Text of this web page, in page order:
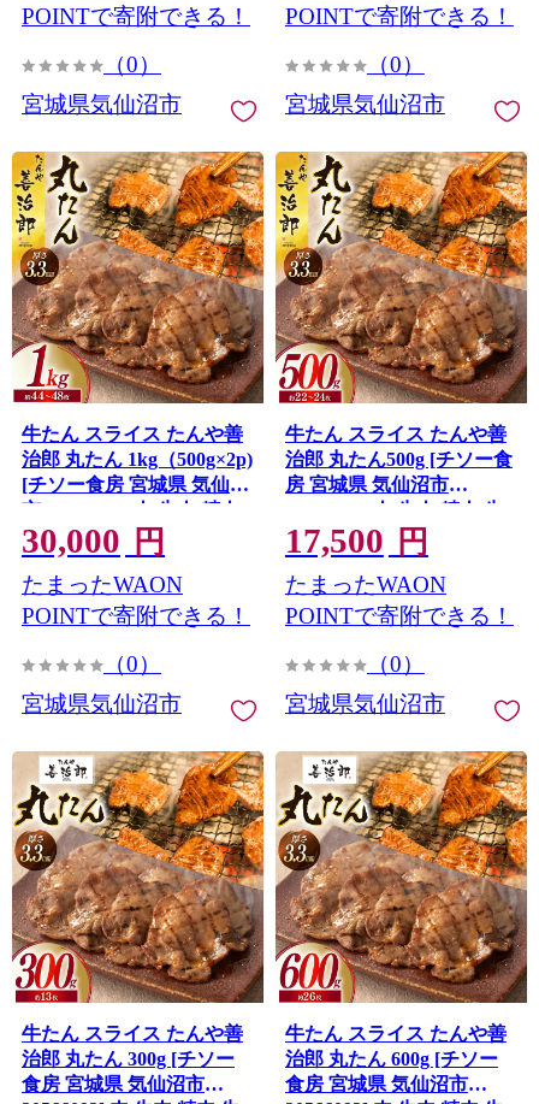
身 訳アリ わけあり 簡易包
POINTで寄附できる！
（0）
宮城県気仙沼市
POINTで寄附できる！
（0）
宮城県気仙沼市
牛たん スライス たんや善
治郎 丸たん 1kg（500g×2p)
[チソー食房 宮城県 気仙沼
市 20566001] 肉 牛肉 精肉
牛タン 牛たん塩 牛タン塩
冷凍 焼肉 BBQ タン たん
30,000 円
たまったWAON
POINTで寄附できる！
（0）
宮城県気仙沼市
牛たん スライス たんや善
治郎 丸たん500g [チソー食
房 宮城県 気仙沼市
20566000] 肉 牛肉 精肉 牛
タン スライス 牛たん塩 牛
タン塩 冷凍 焼肉 BBQ タ
ン たん
17,500 円
たまったWAON
POINTで寄附できる！
（0）
宮城県気仙沼市
牛たん スライス たんや善
治郎 丸たん 300g [チソー
食房 宮城県 気仙沼市
牛たん スライス たんや善
治郎 丸たん 600g [チソー
食房 宮城県 気仙沼市